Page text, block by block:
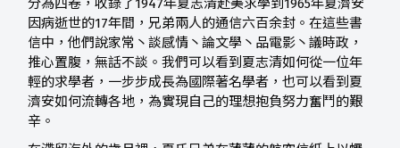
分為四卷，收錄了1947年夏志清赴美求學到1965年夏濟安
因病逝世的17年間，兄弟兩人的通信六百余封。在這些書
信中，他們說家常丶談感情丶論文學丶品電影丶議時政，
推心置腹，無話不談。我們可以看到夏志清如何從一位年
輕的求學者，一步步成長為國際著名學者，也可以看到夏
濟安如何流轉各地，為實現自己的理想抱負努力奮鬥的艱
辛。